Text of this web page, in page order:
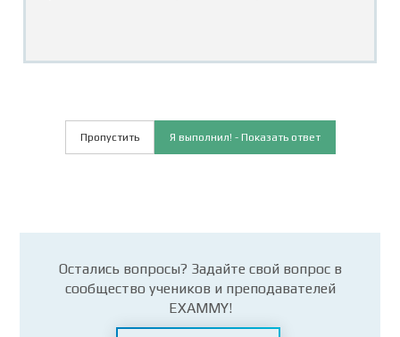
Пропустить Я выполнил! - Показать ответ
Остались вопросы? Задайте свой вопрос в
сообщество учеников и преподавателей
EXAMMY!